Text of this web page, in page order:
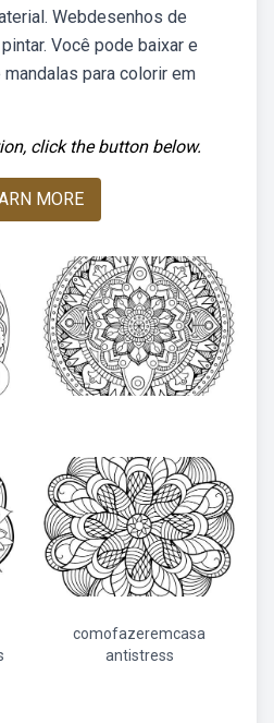
Webdesenhos de
Você pode baixar e
para colorir em
click the button below.
MORE
comofazeremcasa
antistress